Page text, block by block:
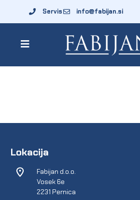
Servis info@fabijan.si
Lokacija
Fabijan d.o.o.
Vosek 6e
2231 Pernica